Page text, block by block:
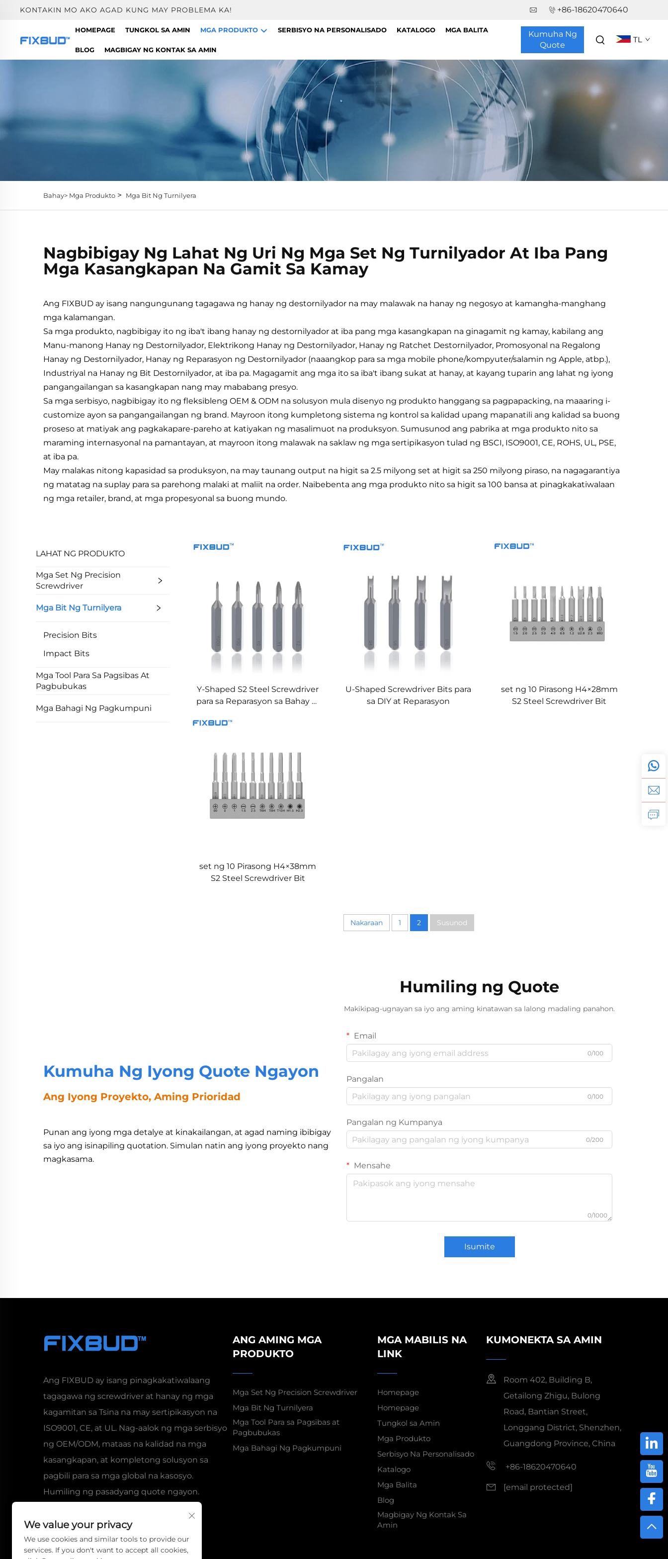
KONTAKIN MO AKO AGAD KUNG MAY PROBLEMA KA! +86-18620470640
HOMEPAGE TUNGKOL SA AMIN MGA PRODUKTO SERBISYO NA PERSONALISADO KATALOGO MGA BALITA
BLOG MAGBIGAY NG KONTAK SA AMIN
Kumuha Ng
Quote
TL
Bahay> Mga Produkto > Mga Bit Ng Turnilyera
Nagbibigay Ng Lahat Ng Uri Ng Mga Set Ng Turnilyador At Iba Pang
Mga Kasangkapan Na Gamit Sa Kamay
Ang FIXBUD ay isang nangungunang tagagawa ng hanay ng destornilyador na may malawak na hanay ng negosyo at kamangha-manghang
mga kalamangan.
Sa mga produkto, nagbibigay ito ng iba't ibang hanay ng destornilyador at iba pang mga kasangkapan na ginagamit ng kamay, kabilang ang
Manu-manong Hanay ng Destornilyador, Elektrikong Hanay ng Destornilyador, Hanay ng Ratchet Destornilyador, Promosyonal na Regalong
Hanay ng Destornilyador, Hanay ng Reparasyon ng Destornilyador (naaangkop para sa mga mobile phone/kompyuter/salamin ng Apple, atbp.),
Industriyal na Hanay ng Bit Destornilyador, at iba pa. Magagamit ang mga ito sa iba't ibang sukat at hanay, at kayang tuparin ang lahat ng iyong
pangangailangan sa kasangkapan nang may mababang presyo.
Sa mga serbisyo, nagbibigay ito ng fleksibleng OEM & ODM na solusyon mula disenyo ng produkto hanggang sa pagpapacking, na maaaring i-
customize ayon sa pangangailangan ng brand. Mayroon itong kumpletong sistema ng kontrol sa kalidad upang mapanatili ang kalidad sa buong
proseso at matiyak ang pagkakapare-pareho at katiyakan ng masalimuot na produksyon. Sumusunod ang pabrika at mga produkto nito sa
maraming internasyonal na pamantayan, at mayroon itong malawak na saklaw ng mga sertipikasyon tulad ng BSCI, ISO9001, CE, ROHS, UL, PSE,
at iba pa.
May malakas nitong kapasidad sa produksyon, na may taunang output na higit sa 2.5 milyong set at higit sa 250 milyong piraso, na nagagarantiya
ng matatag na suplay para sa parehong malaki at maliit na order. Naibebenta ang mga produkto nito sa higit sa 100 bansa at pinagkakatiwalaan
ng mga retailer, brand, at mga propesyonal sa buong mundo.
LAHAT NG PRODUKTO
Mga Set Ng Precision
Screwdriver
Mga Bit Ng Turnilyera
Precision Bits
Impact Bits
Mga Tool Para Sa Pagsibas At
Pagbubukas
Mga Bahagi Ng Pagkumpuni
Y-Shaped S2 Steel Screwdriver
para sa Reparasyon sa Bahay at
U-Shaped Screwdriver Bits para
sa DIY at Reparasyon
set ng 10 Pirasong H4×28mm
S2 Steel Screwdriver Bit
set ng 10 Pirasong H4×38mm
S2 Steel Screwdriver Bit
Nakaraan 1 2 Susunod
Kumuha Ng Iyong Quote Ngayon
Ang Iyong Proyekto, Aming Prioridad
Punan ang iyong mga detalye at kinakailangan, at agad naming ibibigay
sa iyo ang isinapiling quotation. Simulan natin ang iyong proyekto nang
magkasama.
Humiling ng Quote
Makikipag-ugnayan sa iyo ang aming kinatawan sa lalong madaling panahon.
Email
0/100
Pangalan
0/100
Pangalan ng Kumpanya
0/200
Mensahe
0/1000
Isumite
Ang FIXBUD ay isang pinagkakatiwalaang
tagagawa ng screwdriver at hanay ng mga
kagamitan sa Tsina na may sertipikasyon na
ISO9001, CE, at UL. Nag-aalok ng mga serbisyo
ng OEM/ODM, mataas na kalidad na mga
kasangkapan, at kompletong solusyon sa
pagbili para sa mga global na kasosyo.
Humiling ng pasadyang quote ngayon.
ANG AMING MGA
PRODUKTO
Mga Set Ng Precision Screwdriver
Mga Bit Ng Turnilyera
Mga Tool Para sa Pagsibas at
Pagbubukas
Mga Bahagi Ng Pagkumpuni
MGA MABILIS NA
LINK
Homepage
Homepage
Tungkol sa Amin
Mga Produkto
Serbisyo Na Personalisado
Katalogo
Mga Balita
Blog
Magbigay Ng Kontak Sa
Amin
KUMONEKTA SA AMIN
Room 402, Building B,
Getailong Zhigu, Bulong
Road, Bantian Street,
Longgang District, Shenzhen,
Guangdong Province, China
+86-18620470640
[email protected]
We value your privacy
We use cookies and similar tools to provide our
services. If you don't want to accept all cookies,